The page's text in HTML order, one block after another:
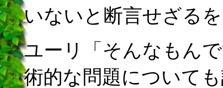
いないと断言せざる
ユーリ「そんなもん
術的な問題について